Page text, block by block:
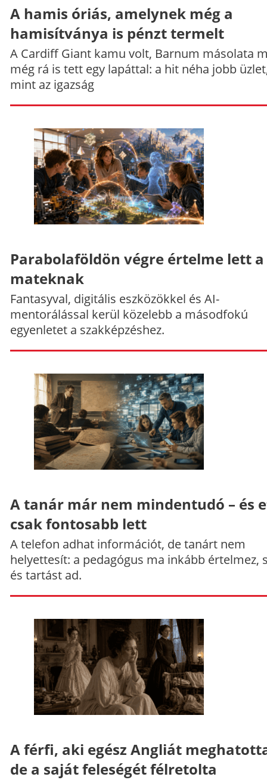
A hamis óriás, amelynek még a
hamisítványa is pénzt termelt
A Cardiff Giant kamu volt, Barnum másolata
még rá is tett egy lapáttal: a hit néha jobb
mint az igazság
Parabolaföldön végre értelme lett a
mateknak
Fantasyval, digitális eszközökkel és AI-
mentorálással kerül közelebb a másodfokú
egyenletet a szakképzéshez.
A tanár már nem mindentudó – és
csak fontosabb lett
A telefon adhat információt, de tanárt nem
helyettesít: a pedagógus ma inkább értelmez,
és tartást ad.
A férfi, aki egész Angliát
de a saját feleségét félretolta